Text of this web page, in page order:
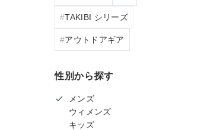
TAKIBI シリーズ
アウトドアギア
性別から探す
メンズ
ウィメンズ
キッズ